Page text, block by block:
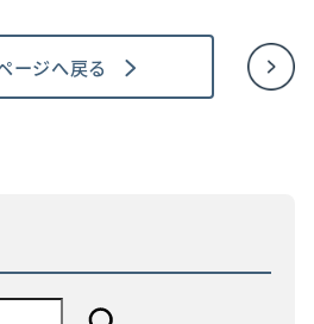
ージへ戻る